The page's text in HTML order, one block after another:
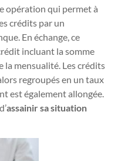
opération qui permet à
crédits par un
En échange, ce
incluant la somme
la mensualité. Les crédits
regroupés en un taux
est également allongée.
assainir sa situation